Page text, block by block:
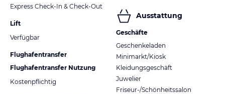
Express Check-In & Check-Out
Lift
Verfügbar
Flughafentransfer
Flughafentransfer Nutzung
Kostenpflichtig
Ausstattung
Geschäfte
Geschenkeladen
Minimarkt/Kiosk
Kleidungsgeschäft
Juwelier
Friseur-/Schönheitssalon